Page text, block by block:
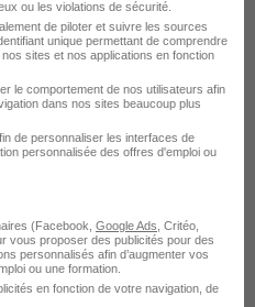
il y a 2 jours
- 33 000 € / an
ou les violations de sécurité.
de piloter et suivre les sources
unique permettant de comprendre
sites et nos applications en fonction
le comportement de nos utilisateurs afin
dans nos sites beaucoup plus
de personnaliser les interfaces de
personnalisée des offres d'emploi ou
(Facebook, Google Ads , Critéo,
vous proposer des publicités pour des
personnalisés afin d’augmenter vos
ou une formation.
en fonction de votre navigation, de